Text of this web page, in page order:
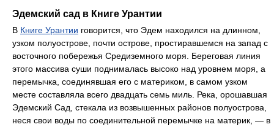
Эдемский сад в Книге Урантии
В Книге Урантии говорится, что Эдем находился на длинном,
узком полуострове, почти острове, простиравшемся на запад с
восточного побережья Средиземного моря. Береговая линия
этого массива суши поднималась высоко над уровнем моря, а
перемычка, соединявшая его с материком, в самом узком
месте составляла всего двадцать семь миль. Река, орошавшая
Эдемский Сад, стекала из возвышенных районов полуострова,
неся свои воды по соединительной перемычке на материк, — в